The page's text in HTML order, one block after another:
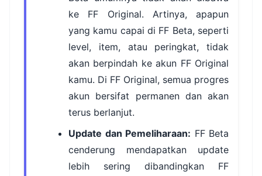
ke FF Original. Artinya, apapun
yang kamu capai di FF Beta, seperti
level, item, atau peringkat, tidak
akan berpindah ke akun FF Original
kamu. Di FF Original, semua progres
akun bersifat permanen dan akan
terus berlanjut.
Update dan Pemeliharaan: FF Beta
cenderung mendapatkan update
lebih sering dibandingkan FF